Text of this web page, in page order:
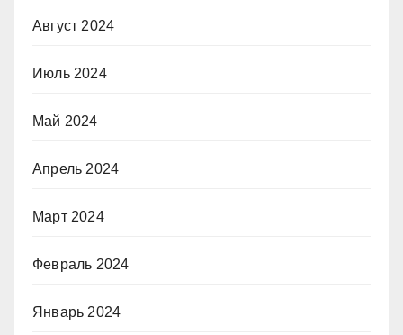
Август 2024
Июль 2024
Май 2024
Апрель 2024
Март 2024
Февраль 2024
Январь 2024